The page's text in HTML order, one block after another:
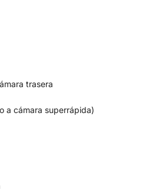
trasera
a cámara superrápida)